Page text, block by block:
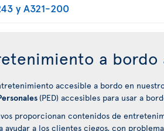
y A321-200
a bordo
accesible a bordo en
(PED) accesibles para usar a
proporcionan contenidos de
ayudar a los clientes ciegos, con